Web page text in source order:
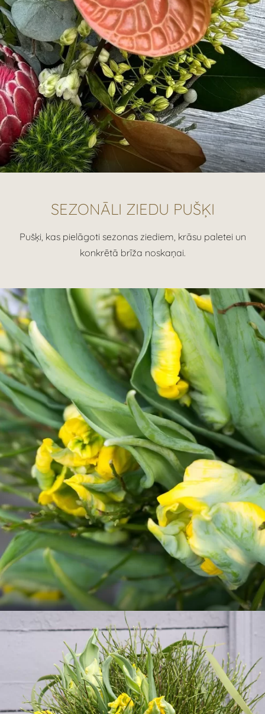
SEZONĀLI ZIEDU PUŠĶI
Pušķi, kas pielāgoti sezonas ziediem, krāsu paletei un
konkrētā brīža noskaņai.